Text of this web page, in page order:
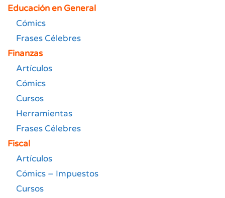
Educación en General
Cómics
Frases Célebres
Finanzas
Artículos
Cómics
Cursos
Herramientas
Frases Célebres
Fiscal
Artículos
Cómics – Impuestos
Cursos